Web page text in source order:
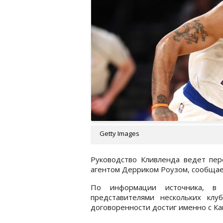
Getty Images
Руководство Кливленда ведет
агентом Дерриком Роузом,
По информации источника, в
представителями нескольких
договоренности достиг именно с